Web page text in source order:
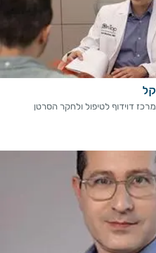
דוידוף לטיפול ולחקר הסרטן